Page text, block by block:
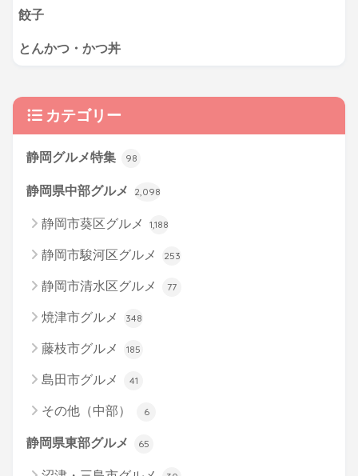
餃子
とんかつ・かつ丼
カテゴリー
静岡グルメ特集 98
静岡県中部グルメ 2,098
静岡市葵区グルメ 1,188
静岡市駿河区グルメ 253
静岡市清水区グルメ 77
焼津市グルメ 348
藤枝市グルメ 185
島田市グルメ 41
その他（中部） 6
静岡県東部グルメ 65